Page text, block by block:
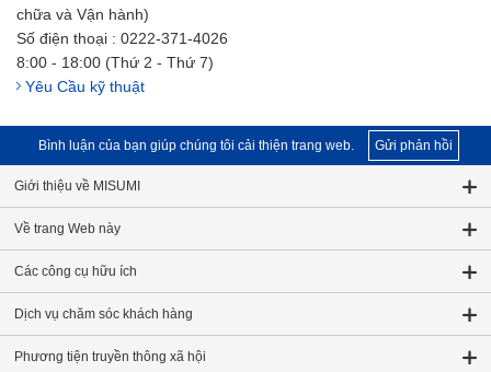
chữa và Vận hành)
Số điện thoại : 0222-371-4026
8:00 - 18:00 (Thứ 2 - Thứ 7)
Yêu Cầu kỹ thuật
Bình luận của bạn giúp chúng tôi cải thiện trang web. Gửi phản hồi
Giới thiệu về MISUMI
Về trang Web này
Các công cụ hữu ích
Dịch vụ chăm sóc khách hàng
Phương tiện truyền thông xã hội